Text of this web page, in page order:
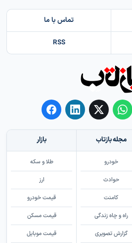
تماس با ما
RSS
مجله بازتاب
خودرو
حوادث
کامنت
راه و چاه زندگی
گزارش تصویری
بازار
طلا و سکه
ارز
قیمت خودرو
قیمت مسکن
قیمت موبایل